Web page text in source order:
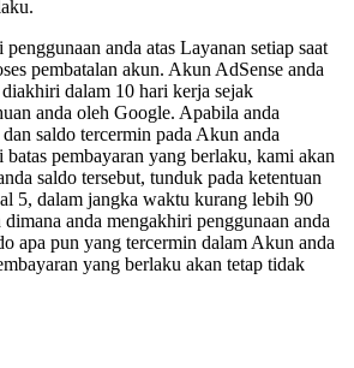
anda atas Layanan setiap saat
pembatalan akun. Akun AdSense anda
dalam 10 hari kerja sejak
anda oleh Google. Apabila anda
saldo tercermin pada Akun anda
batas pembayaran yang berlaku, kami akan
saldo tersebut, tunduk pada ketentuan
5, dalam jangka waktu kurang lebih 90
anda mengakhiri penggunaan anda
apa pun yang tercermin dalam Akun anda
yang berlaku akan tetap tidak